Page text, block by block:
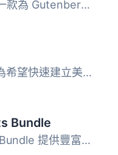
Kadence Blocks 是一款為 Gutenberg 編輯器擴展的 WordPress ...
Extendify 是一個專為希望快速建立美觀 WordPress 網站的使用...
Bundle
SiteOrigin Widgets Bundle 提供豐富的網站元件集合，包含按...